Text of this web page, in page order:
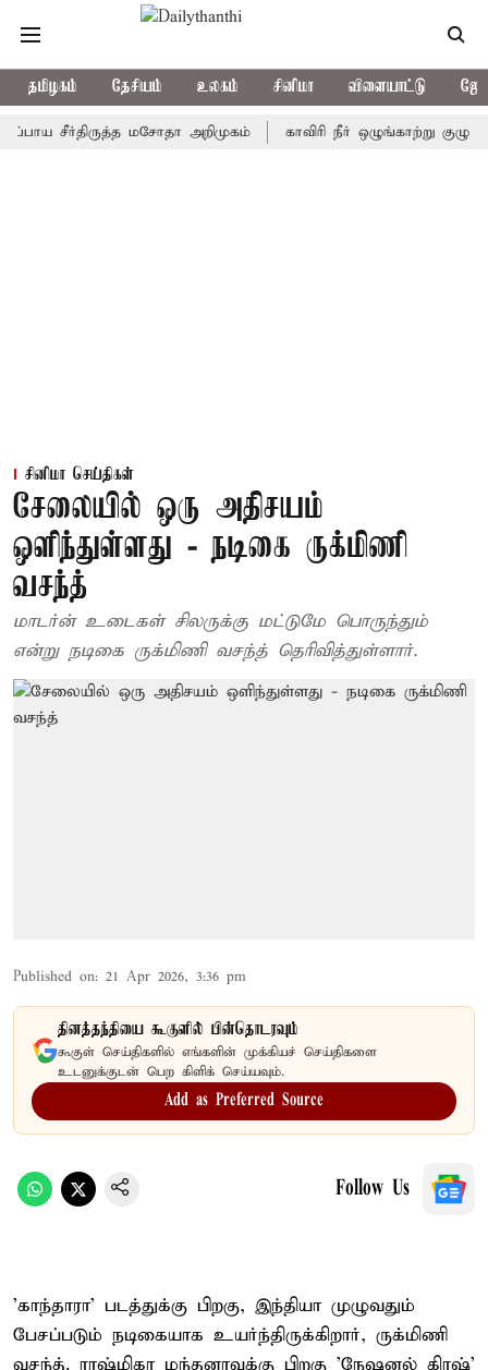
தமிழகம் தேசியம் உலகம் சினிமா விளையாட்டு
மசோதா அறிமுகம் காவிரி நீர் ஒழுங்காற்று குழு நாளை
சினிமா செய்திகள்
சேலையில் ஒரு அதிசயம்
ஒளிந்துள்ளது - நடிகை ருக்மிணி
வசந்த்
மாடர்ன் உடைகள் சிலருக்கு மட்டுமே பொருந்தும்
என்று நடிகை ருக்மிணி வசந்த் தெரிவித்துள்ளார்.
Published on: 21 Apr 2026, 3:36 pm
தினத்தந்தியை கூகுளில் பின்தொடரவும்
கூகுள் செய்திகளில் எங்களின் முக்கியச் செய்திகளை
உடனுக்குடன் பெற கிளிக் செய்யவும்.
Add as Preferred Source
Follow Us
'காந்தாரா' படத்துக்கு பிறகு, இந்தியா முழுவதும்
பேசப்படும் நடிகையாக உயர்ந்திருக்கிறார், ருக்மிணி
வசந்த். ராஷ்மிகா மந்தனாவுக்கு பிறகு 'நேஷனல் கிரஷ்'